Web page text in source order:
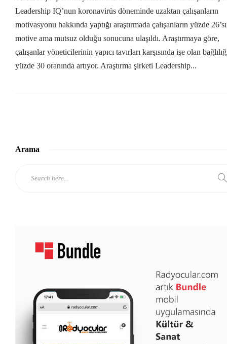
Leadership IQ’nun koronavirüs döneminde uzaktan çalışanların
motivasyonu hakkında yaptığı araştırmada çalışanların yüzde
motive ama mutsuz olduğu sonucuna ulaşıldı. Araştırmaya göre,
çalışanlar yöneticilerinin yapıcı tavırları karşısında işe olan
yüzde 30 oranında artıyor. Araştırma şirketi Leadership...
Arama